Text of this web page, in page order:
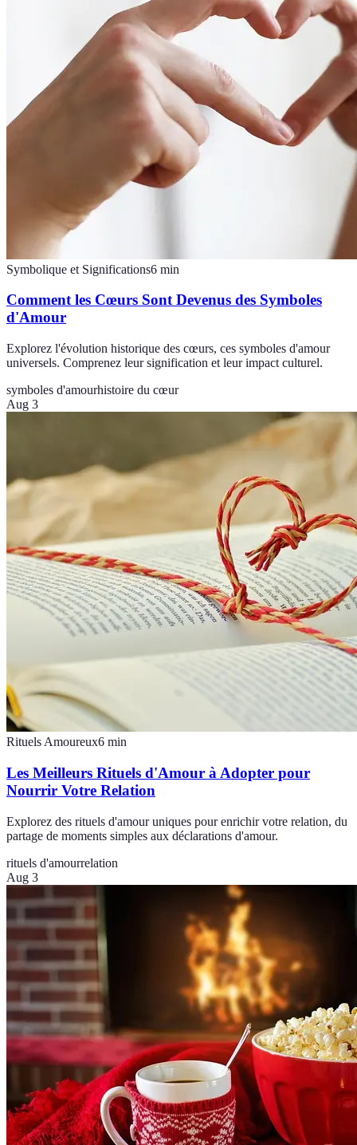
Symbolique et Significations6 min
Comment les Cœurs Sont Devenus des Symboles
d'Amour
Explorez l'évolution historique des cœurs, ces symboles d'amour
universels. Comprenez leur signification et leur impact culturel.
symboles d'amourhistoire du cœur
Aug 3
Rituels Amoureux6 min
Les Meilleurs Rituels d'Amour à Adopter pour
Nourrir Votre Relation
Explorez des rituels d'amour uniques pour enrichir votre relation, du
partage de moments simples aux déclarations d'amour.
rituels d'amourrelation
Aug 3